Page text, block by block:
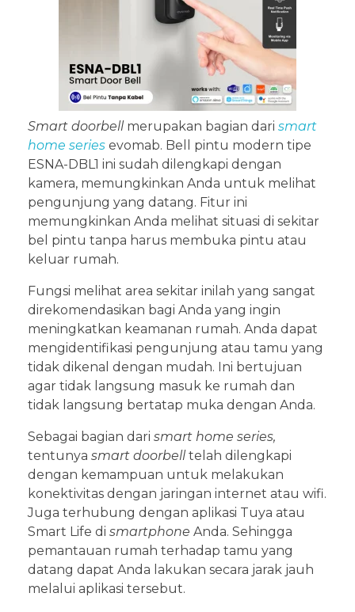
Smart doorbell merupakan bagian dari smart
home series evomab. Bell pintu modern tipe
ESNA-DBL1 ini sudah dilengkapi dengan
kamera, memungkinkan Anda untuk melihat
pengunjung yang datang. Fitur ini
memungkinkan Anda melihat situasi di sekitar
bel pintu tanpa harus membuka pintu atau
keluar rumah.
Fungsi melihat area sekitar inilah yang sangat
direkomendasikan bagi Anda yang ingin
meningkatkan keamanan rumah. Anda dapat
mengidentifikasi pengunjung atau tamu yang
tidak dikenal dengan mudah. Ini bertujuan
agar tidak langsung masuk ke rumah dan
tidak langsung bertatap muka dengan Anda.
Sebagai bagian dari smart home series,
tentunya smart doorbelltelah dilengkapi
dengan kemampuan untuk melakukan
konektivitas dengan jaringan internet atau wifi.
Juga terhubung dengan aplikasi Tuya atau
Smart Life di smartphone Anda. Sehingga
pemantauan rumah terhadap tamu yang
datang dapat Anda lakukan secara jarak jauh
melalui aplikasi tersebut.